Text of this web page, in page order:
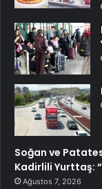
Soğan ve
Kadirlili Yurttaş:
Ağustos 7, 2026